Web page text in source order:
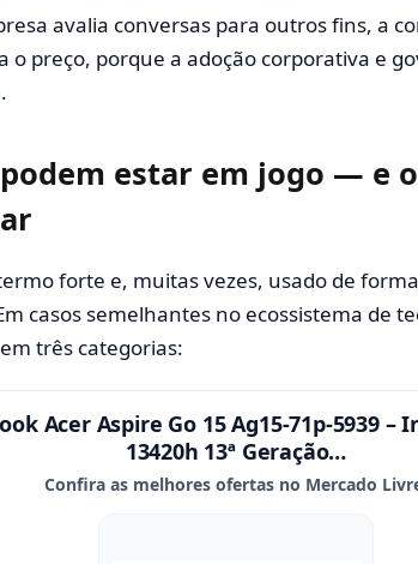
avalia conversas para outros fins, a
o preço, porque a adoção corporativa e
estar em jogo — e
forte e, muitas vezes, usado de
casos semelhantes no ecossistema de
três categorias:
Acer Aspire Go 15 Ag15-71p-5939 –
13420h 13ª Geração…
Confira as melhores ofertas no Mercado